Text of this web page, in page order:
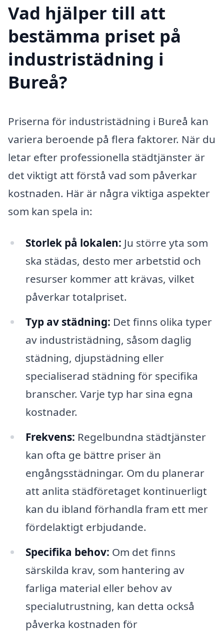
Vad hjälper till att
bestämma priset på
industristädning i
Bureå?
Priserna för industristädning i Bureå kan
variera beroende på flera faktorer. När du
letar efter professionella städtjänster är
det viktigt att förstå vad som påverkar
kostnaden. Här är några viktiga aspekter
som kan spela in:
Storlek på lokalen: Ju större yta som
ska städas, desto mer arbetstid och
resurser kommer att krävas, vilket
påverkar totalpriset.
Typ av städning: Det finns olika typer
av industristädning, såsom daglig
städning, djupstädning eller
specialiserad städning för specifika
branscher. Varje typ har sina egna
kostnader.
Frekvens: Regelbundna städtjänster
kan ofta ge bättre priser än
engångsstädningar. Om du planerar
att anlita städföretaget kontinuerligt
kan du ibland förhandla fram ett mer
fördelaktigt erbjudande.
Specifika behov: Om det finns
särskilda krav, som hantering av
farliga material eller behov av
specialutrustning, kan detta också
påverka kostnaden för